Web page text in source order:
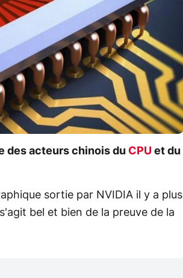
des acteurs chinois du CPU et du
sortie par NVIDIA il y a plus
bel et bien de la preuve de la